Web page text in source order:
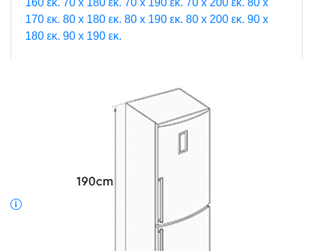
160 εκ. 70 x 180 εκ. 70 x 190 εκ. 70 x 200 εκ. 80 x
170 εκ. 80 x 180 εκ. 80 x 190 εκ. 80 x 200 εκ. 90 x
180 εκ. 90 x 190 εκ.